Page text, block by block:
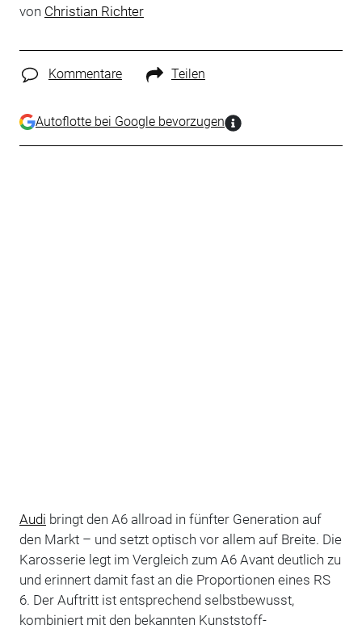
von Christian Richter
Kommentare Teilen
Autoflotte bei Google bevorzugen
Audi bringt den A6 allroad in fünfter Generation auf
den Markt – und setzt optisch vor allem auf Breite. Die
Karosserie legt im Vergleich zum A6 Avant deutlich zu
und erinnert damit fast an die Proportionen eines RS
6. Der Auftritt ist entsprechend selbstbewusst,
kombiniert mit den bekannten Kunststoff-